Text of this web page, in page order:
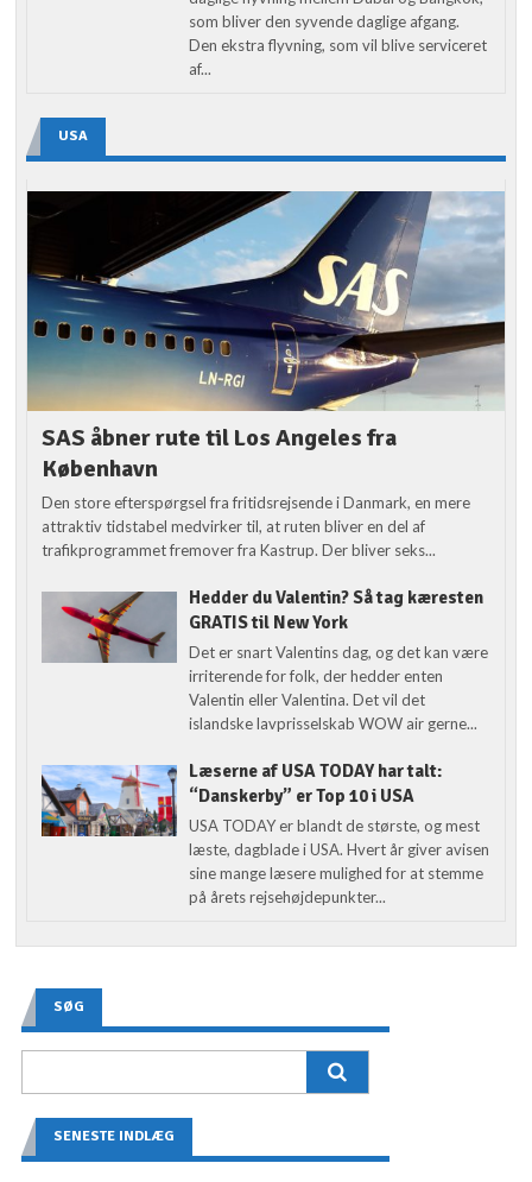
som bliver den syvende daglige afgang.
Den ekstra flyvning, som vil blive serviceret
af...
USA
SAS åbner rute til Los Angeles fra
København
Den store efterspørgsel fra fritidsrejsende i Danmark, en mere
attraktiv tidstabel medvirker til, at ruten bliver en del af
trafikprogrammet fremover fra Kastrup. Der bliver seks...
Hedder du Valentin? Så tag kæresten
GRATIS til New York
Det er snart Valentins dag, og det kan være
irriterende for folk, der hedder enten
Valentin eller Valentina. Det vil det
islandske lavprisselskab WOW air gerne...
Læserne af USA TODAY har talt:
“Danskerby” er Top 10 i USA
USA TODAY er blandt de største, og mest
læste, dagblade i USA. Hvert år giver avisen
sine mange læsere mulighed for at stemme
på årets rejsehøjdepunkter...
SØG
SENESTE INDLÆG